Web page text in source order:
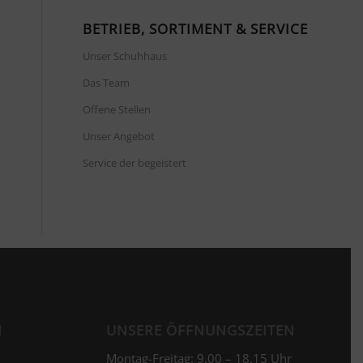
BETRIEB, SORTIMENT & SERVICE
Unser Schuhhaus
Das Team
Offene Stellen
Unser Angebot
Service der begeistert
UNSERE ÖFFNUNGSZEITEN
Montag-Freitag: 9.00 – 18.15 Uhr